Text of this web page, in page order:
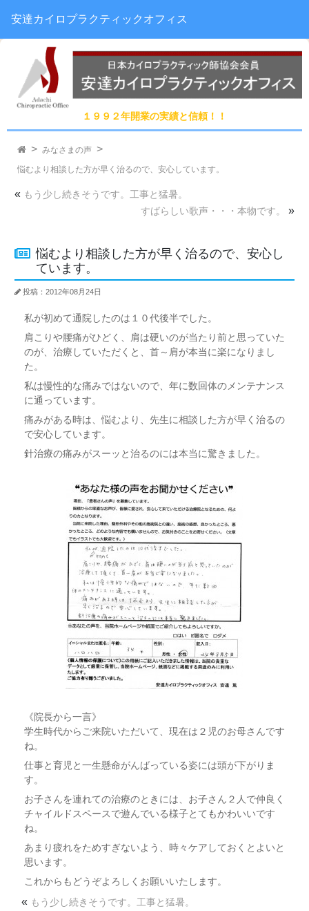
１９９２年開業の実績と信頼！！
安達カイロプラクティックオフィス
みなさまの声
悩むより相談した方が早く治るので、安心しています。
« もう少し続きそうです。工事と猛暑。
すばらしい歌声・・・本物です。
»
悩むより相談した方が早く治るので、安心し
ています。
投稿：2012年08月24日
私が初めて通院したのは１０代後半でした。
肩こりや腰痛がひどく、肩は硬いのが当たり前と思っていた
のが、治療していただくと、首～肩が本当に楽になりまし
た。
私は慢性的な痛みではないので、年に数回体のメンテナンス
に通っています。
痛みがある時は、悩むより、先生に相談した方が早く治るの
で安心しています。
針治療の痛みがスーッと治るのには本当に驚きました。
《院長から一言》
学生時代からご来院いただいて、現在は２児のお母さんです
ね。
仕事と育児と一生懸命がんばっている姿には頭が下がりま
す。
お子さんを連れての治療のときには、お子さん２人で仲良く
チャイルドスペースで遊んでいる様子とてもかわいいです
ね。
あまり疲れをためすぎないよう、時々ケアしておくとよいと
思います。
これからもどうぞよろしくお願いいたします。
« もう少し続きそうです。工事と猛暑。